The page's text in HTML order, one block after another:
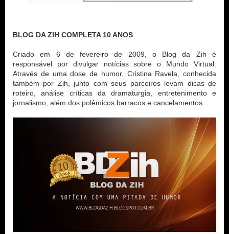
BLOG DA ZIH COMPLETA 10 ANOS
Criado em 6 de fevereiro de 2009, o Blog da Zih é
responsável por divulgar notícias sobre o Mundo Virtual.
Através de uma dose de humor, Cristina Ravela, conhecida
também por Zih, junto com seus parceiros levam dicas de
roteiro, análise críticas da dramaturgia, entretenimento e
jornalismo, além dos polêmicos barracos e cancelamentos.